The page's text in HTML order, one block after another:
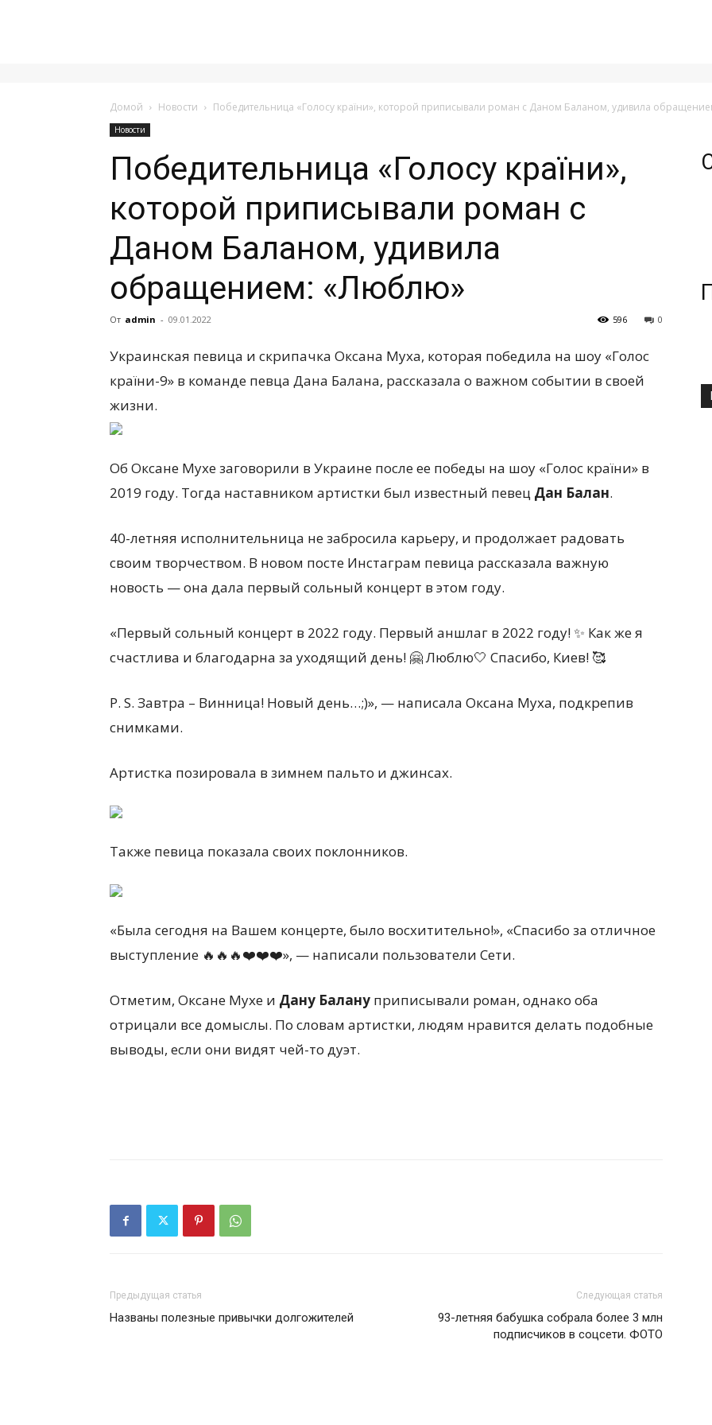
Домой Новости Победительница «Голосу країни», которой приписывали роман с Даном Баланом, удивила
Новости
Победительница «Голосу країни»,
которой приписывали роман с
Даном Баланом, удивила
обращением: «Люблю»
От admin - 09.01.2022 0
596
Украинская певица и скрипачка Оксана Муха, которая победила на шоу «Голос
країни-9» в команде певца Дана Балана, рассказала о важном событии в своей
жизни.
Об Оксане Мухе заговорили в Украине после ее победы на шоу «Голос країни» в
2019 году. Тогда наставником артистки был известный певец Дан Балан.
40-летняя исполнительница не забросила карьеру, и продолжает радовать
своим творчеством. В новом посте Инстаграм певица рассказала важную
новость — она дала первый сольный концерт в этом году.
«Первый сольный концерт в 2022 году. Первый аншлаг в 2022 году! ✨ Как же я
счастлива и благодарна за уходящий день! 🤗 Люблю🤍 Спасибо, Киев! 🥰
P. S. Завтра – Винница! Новый день…;)», — написала Оксана Муха, подкрепив
снимками.
Артистка позировала в зимнем пальто и джинсах.
Также певица показала своих поклонников.
«Была сегодня на Вашем концерте, было восхитительно!», «Спасибо за отличное
выступление 🔥🔥🔥❤️❤️❤️», — написали пользователи Сети.
Отметим, Оксане Мухе и Дану Балану приписывали роман, однако оба
отрицали все домыслы. По словам артистки, людям нравится делать подобные
выводы, если они видят чей-то дуэт.
Предыдущая статья
Названы полезные привычки долгожителей
Следующая статья
93-летняя бабушка собрала более 3 млн
подписчиков в соцсети. ФОТО